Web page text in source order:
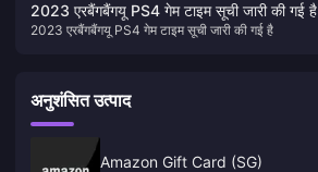
2023 एरबैंगबैंगयू PS4 गेम टाइम सूची जारी की गई है
2023 एरबैंगबैंगयू PS4 गेम टाइम सूची जारी की गई है
अनुशंसित उत्पाद
Amazon Gift Card (SG)